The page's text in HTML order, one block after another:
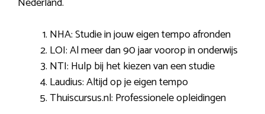
NHA: Studie in jouw eigen tempo afronden
LOI: Al meer dan 90 jaar voorop in onderwijs
NTI: Hulp bij het kiezen van een studie
Laudius: Altijd op je eigen tempo
Thuiscursus.nl: Professionele opleidingen